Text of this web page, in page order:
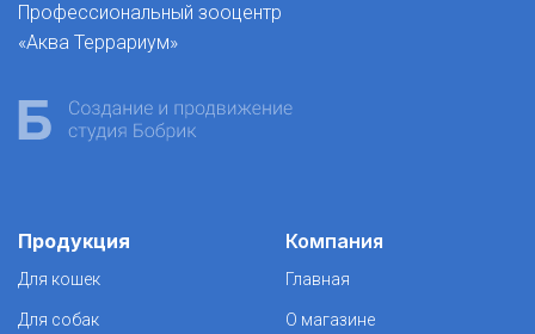
Профессиональный зооцентр
«Аква Террариум»
Продукция
Для кошек
Для собак
Компания
Главная
О магазине